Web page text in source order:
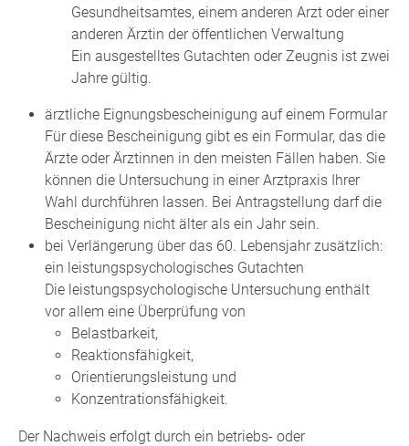
Gesundheitsamtes, einem anderen Arzt oder einer
anderen Ärztin der öffentlichen Verwaltung
Ein ausgestelltes Gutachten oder Zeugnis ist zwei
Jahre gültig.
ärztliche Eignungsbescheinigung auf einem Formular
Für diese Bescheinigung gibt es ein Formular, das die
Ärzte oder Ärztinnen in den meisten Fällen haben. Sie
können die Untersuchung in einer Arztpraxis Ihrer
Wahl durchführen lassen. Bei Antragstellung darf die
Bescheinigung nicht älter als ein Jahr sein.
bei Verlängerung über das 60. Lebensjahr zusätzlich:
ein leistungspsychologisches Gutachten
Die leistungspsychologische Untersuchung enthält
vor allem eine Überprüfung von
Belastbarkeit,
Reaktionsfähigkeit,
Orientierungsleistung und
Konzentrationsfähigkeit.
Der Nachweis erfolgt durch ein betriebs- oder